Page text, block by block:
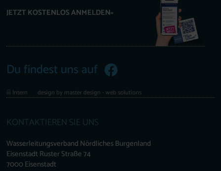
JETZT KOSTENLOS ANMELDEN»
Du findest uns auf
design by master design - web solutions
Intern
KONTAKTIEREN SIE UNS
Wasserleitungsverband Nördliches Burgenland
Eisenstadt Ruster Straße 74
7000 Eisenstadt